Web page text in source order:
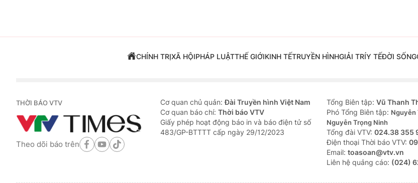
CHÍNH TRỊXÃ HỘIPHÁP LUẬTTHẾ GIỚIKINH TẾTRUYỀN HÌNHGIẢI TRÍY TẾĐỜI SỐNG
THỜI BÁO VTV
Theo dõi báo trên
Cơ quan chủ quản:Đài Truyền hình Việt Nam
Cơ quan báo chí: Thời báo VTV
Giấy phép hoạt động báo in và báo điện tử số
483/GP-BTTTT cấp ngày 29/12/2023
Tổng Biên tập: Vũ Thanh
Phó Tổng Biên tập: Nguyễn
Nguyễn Trọng Ninh
Tổng đài VTV: 024.38 355
Ðiện thoại Thời báo VTV:
Email: toasoan@vtv.vn
Liên hệ quảng cáo: (024)